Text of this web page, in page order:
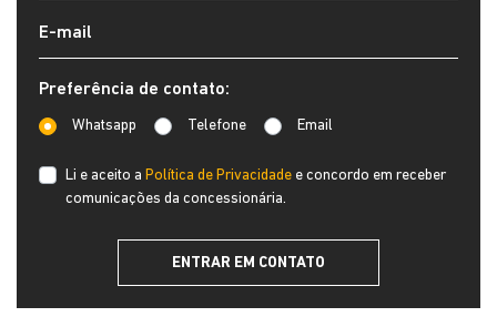
Preferência de contato:
Whatsapp Telefone Email
Li e aceito a Política de Privacidade e concordo em receber
comunicações da concessionária.
ENTRAR EM CONTATO